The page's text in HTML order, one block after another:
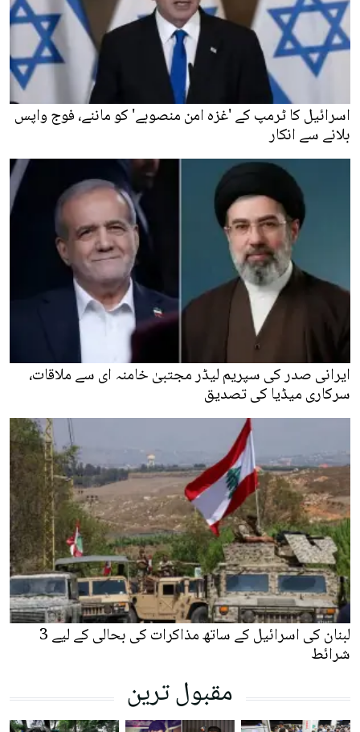
اسرائیل کا ٹرمپ کے 'غزہ امن منصوبے' کو ماننے، فوج واپس
بلانے سے انکار
ایرانی صدر کی سپریم لیڈر مجتبیٰ خامنہ ای سے ملاقات،
سرکاری میڈیا کی تصدیق
لبنان کی اسرائیل کے ساتھ مذاکرات کی بحالی کے لیے 3
شرائط
مقبول ترین